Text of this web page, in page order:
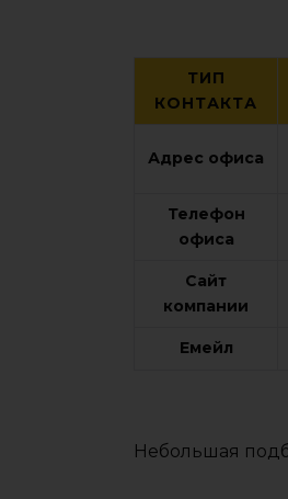
ТИП
КОНТАКТА
Адрес офиса
Телефон
офиса
Сайт
компании
Емейл
Небольшая